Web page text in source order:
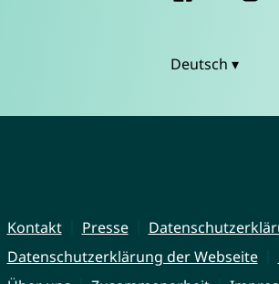
Deutsch ▾
Kontakt Presse
Datenschutzerklärung der Webseite